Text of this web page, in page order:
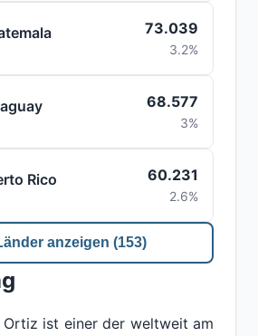
73.039
3.2%
68.577
3%
Rico 60.231
2.6%
anzeigen (153)
Ortiz ist einer der weltweit am